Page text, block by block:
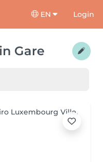
EN Login
in Gare